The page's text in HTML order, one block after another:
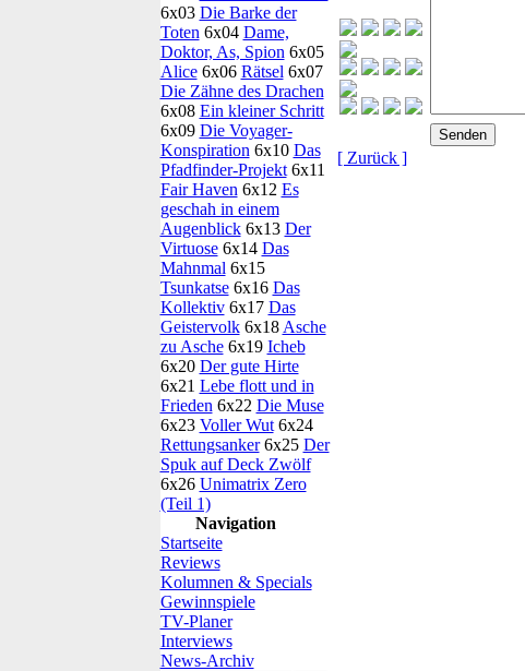
6x03 Die Barke der
Toten 6x04 Dame,
Doktor, As, Spion 6x05
Alice6x06 Rätsel 6x07
Die Zähne des Drachen
6x08 Ein kleiner Schritt
6x09 Die Voyager-
Konspiration 6x10 Das
Pfadfinder-Projekt6x11
Fair Haven 6x12 Es
geschah in einem
Augenblick6x13 Der
Virtuose6x14 Das
Mahnmal 6x15
Tsunkatse6x16 Das
Kollektiv6x17 Das
Geistervolk6x18 Asche
zu Asche6x19 Icheb
6x20 Der gute Hirte
6x21 Lebe flott und in
Frieden 6x22 Die Muse
6x23 Voller Wut6x24
Rettungsanker6x25 Der
Spuk auf Deck Zwölf
6x26 Unimatrix Zero
(Teil 1)
Navigation
Startseite
Reviews
Kolumnen & Specials
Gewinnspiele
TV-Planer
Interviews
News-Archiv
[ Zurück ]